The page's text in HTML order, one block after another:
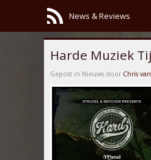
News & Reviews
Harde Muziek
Gepost in Nieuws door Chris